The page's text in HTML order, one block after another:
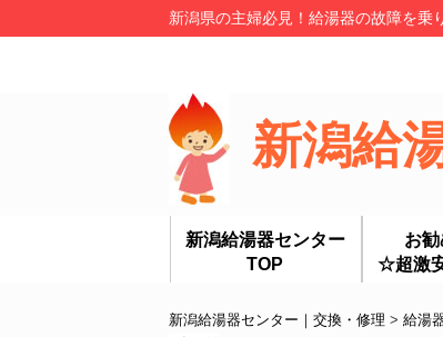
新潟県の主婦必見！給湯器の故障を乗
新潟給
新潟給湯器センター
TOP
お勧
☆超激
新潟給湯器センター｜交換・修理 > 給湯